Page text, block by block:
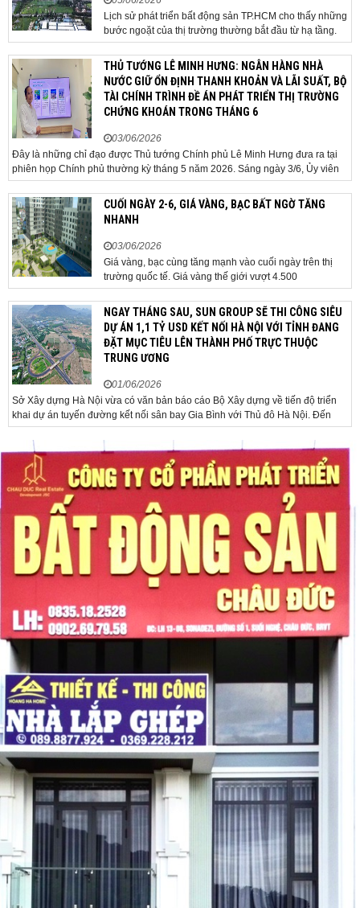
Lịch sử phát triển bất động sản TP.HCM cho thấy những
bước ngoặt của thị trường thường bắt đầu từ hạ tầng.
Khi các tuyến kết nối liên vùng đồng loạt tăng tốc, cấu
trúc phát triển đô thị đang dần thay đổi, mở ra những
hành lang tăng trưởng mới và kéo theo quá...
THỦ TƯỚNG LÊ MINH HƯNG: NGÂN HÀNG NHÀ
NƯỚC GIỮ ỔN ĐỊNH THANH KHOẢN VÀ LÃI SUẤT, BỘ
TÀI CHÍNH TRÌNH ĐỀ ÁN PHÁT TRIỂN THỊ TRƯỜNG
CHỨNG KHOÁN TRONG THÁNG 6
03/06/2026
Đây là những chỉ đạo được Thủ tướng Chính phủ Lê Minh Hưng đưa ra tại
phiên họp Chính phủ thường kỳ tháng 5 năm 2026. Sáng ngày 3/6, Ủy viên
Bộ Chính trị, Bí thư Đảng ủy Chính phủ, Thủ tướng Chính phủ Lê Minh Hưng
đã chủ trì phiên họp Chính phủ thường...CUỐI NGÀY 2-6, GIÁ VÀNG, BẠC BẤT NGỜ TĂNG
NHANH
03/06/2026
Giá vàng, bạc cùng tăng mạnh vào cuối ngày trên thị
trường quốc tế. Giá vàng thế giới vượt 4.500
USD/ounce. Cuối ngày 2-6, giá vàng hôm nay trên thị
trường quốc tế được giao dịch ở mức 4.520
USD/ounce, tăng khoảng 35 USD/ounce so với buổi
sáng. Trong phiên, có thời điểm giá vàng...
NGAY THÁNG SAU, SUN GROUP SẼ THI CÔNG SIÊU
DỰ ÁN 1,1 TỶ USD KẾT NỐI HÀ NỘI VỚI TỈNH ĐANG
ĐẶT MỤC TIÊU LÊN THÀNH PHỐ TRỰC THUỘC
TRUNG ƯƠNG
01/06/2026
Sở Xây dựng Hà Nội vừa có văn bản báo cáo Bộ Xây dựng về tiến độ triển
khai dự án tuyến đường kết nối sân bay Gia Bình với Thủ đô Hà Nội. Đến
nay, công tác giải phóng mặt bằng và chuẩn bị đầu tư của dự án đã ghi nhận
nhiều kết...